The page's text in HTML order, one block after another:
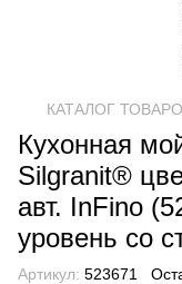
КАТАЛОГ
Кухонная
Silgranit®
авт. InFino
уровень со
Артикул: 523671